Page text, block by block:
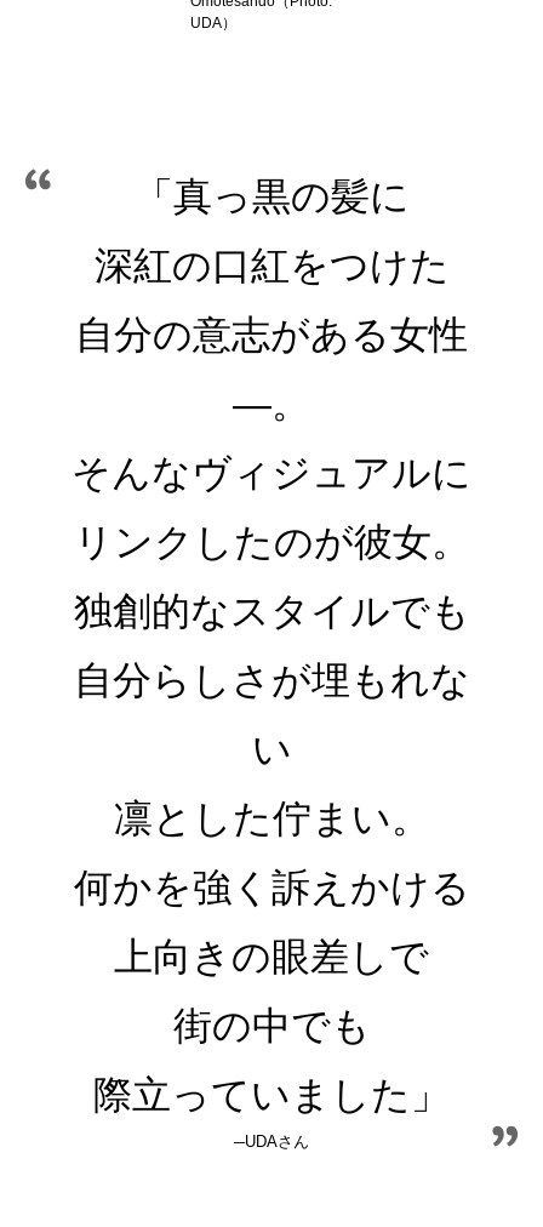
UDA）
「真っ黒の髪に
深紅の口紅をつけた
自分の意志がある女性
―。
そんなヴィジュアルに
リンクしたのが彼女。
独創的なスタイルでも
自分らしさが埋もれな
い
凛とした佇まい。
何かを強く訴えかける
上向きの眼差しで
街の中でも
際立っていました」
─UDAさん